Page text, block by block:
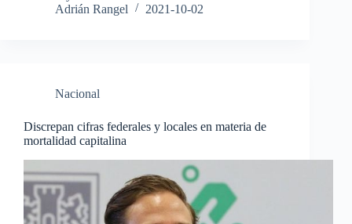
Adrián Rangel
2021-10-02
Nacional
Discrepan cifras federales y locales en materia de
mortalidad capitalina